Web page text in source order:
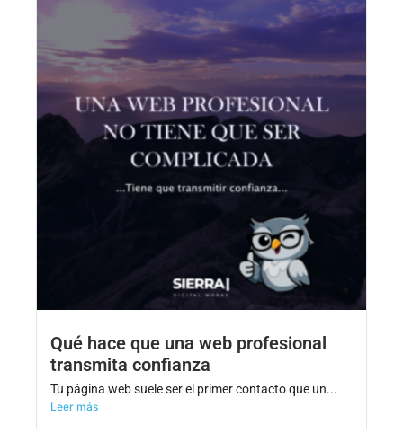
Qué hace que una web profesional
transmita confianza
Tu página web suele ser el primer contacto que un...
Leer más